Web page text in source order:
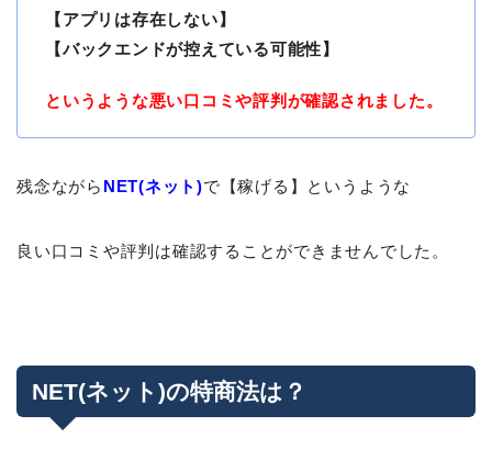
【アプリは存在しない】
【バックエンドが控えている可能性】
というような悪い口コミや評判が確認されました。
残念ながら NET(ネット)で【稼げる】というような
良い口コミや評判は確認することができませんでした。
NET(ネット)の特商法は？